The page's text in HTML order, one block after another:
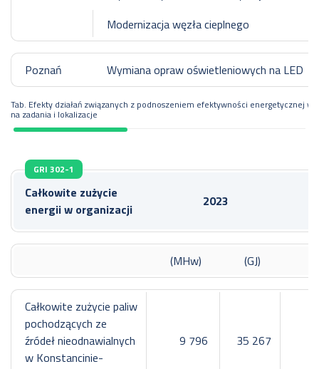
Modernizacja węzła cieplnego
Poznań Wymiana opraw oświetleniowych na LED
Tab. Efekty działań związanych z podnoszeniem efektywności energetycznej
na zadania i lokalizacje
GRI 302-1
Całkowite zużycie
energii w organizacji
2023
(MHw) (GJ)
Całkowite zużycie paliw
pochodzących ze
źródeł nieodnawialnych
w Konstancinie-
9 796 35 267